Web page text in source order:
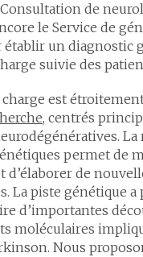
de
le Service de
établir un diagnostic
suivie des
est
, centrés
La
permet de
d’élaborer de
La piste génétique a
d’importantes
moléculaires
Nous